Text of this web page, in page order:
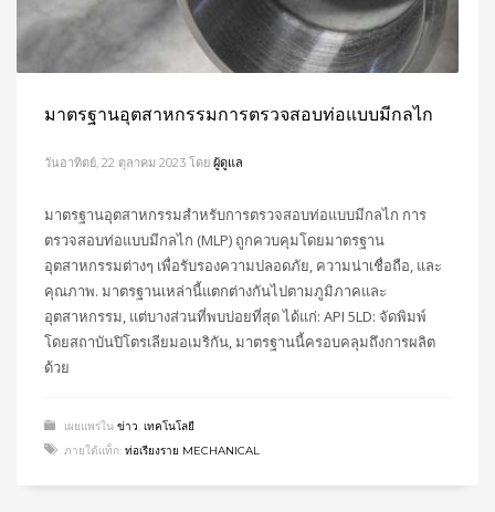
มาตรฐานอุตสาหกรรมการตรวจสอบท่อแบบมีกลไก
วันอาทิตย์, 22 ตุลาคม 2023 โดย ผู้ดูแล
มาตรฐานอุตสาหกรรมสำหรับการตรวจสอบท่อแบบมีกลไก การ
ตรวจสอบท่อแบบมีกลไก (MLP) ถูกควบคุมโดยมาตรฐาน
อุตสาหกรรมต่างๆ เพื่อรับรองความปลอดภัย, ความน่าเชื่อถือ, และ
คุณภาพ. มาตรฐานเหล่านี้แตกต่างกันไปตามภูมิภาคและ
อุตสาหกรรม, แต่บางส่วนที่พบบ่อยที่สุด ได้แก่: API 5LD: จัดพิมพ์
โดยสถาบันปิโตรเลียมอเมริกัน, มาตรฐานนี้ครอบคลุมถึงการผลิต
ด้วย
เผยแพร่ใน ข่าว, เทคโนโลยี
ภายใต้แท็ก: ท่อเรียงราย MECHANICAL